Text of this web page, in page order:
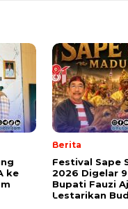
ke
Berita
Festival Sape
2026 Digelar
Bupati Fauzi
Lestarikan